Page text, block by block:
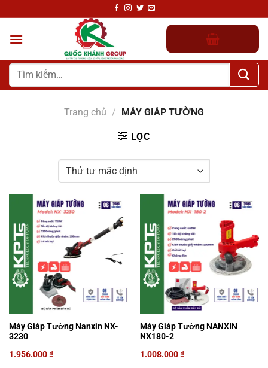
đến
nội
Tìm
kiếm:
Trang chủ / MÁY GIÁP TƯỜNG
LỌC
Máy Giáp Tường Nanxin NX-
3230
1.956.000₫
Máy Giáp Tường NANXIN
NX180-2
1.008.000₫